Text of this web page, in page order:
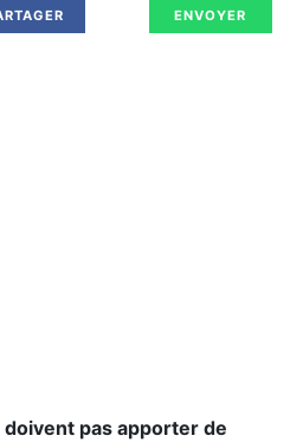
ENVOYER
pas apporter de